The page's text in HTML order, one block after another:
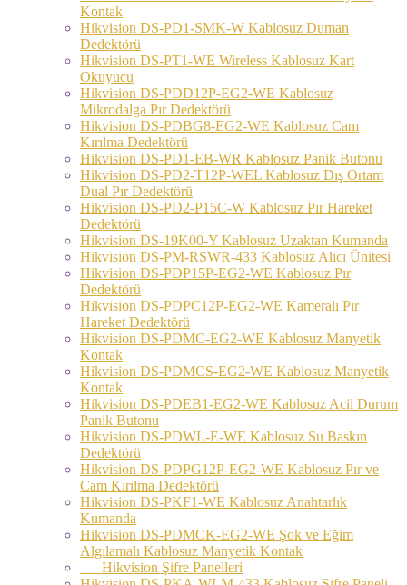
Kontak
Hikvision DS-PD1-SMK-W Kablosuz Duman
Dedektörü
Hikvision DS-PT1-WE Wireless Kablosuz Kart
Okuyucu
Hikvision DS-PDD12P-EG2-WE Kablosuz
Mikrodalga Pır Dedektörü
Hikvision DS-PDBG8-EG2-WE Kablosuz Cam
Kırılma Dedektörü
Hikvision DS-PD1-EB-WR Kablosuz Panik Butonu
Hikvision DS-PD2-T12P-WEL Kablosuz Dış Ortam
Dual Pır Dedektörü
Hikvision DS-PD2-P15C-W Kablosuz Pır Hareket
Dedektörü
Hikvision DS-19K00-Y Kablosuz Uzaktan Kumanda
Hikvision DS-PM-RSWR-433 Kablosuz Alıcı Ünitesi
Hikvision DS-PDP15P-EG2-WE Kablosuz Pır
Dedektörü
Hikvision DS-PDPC12P-EG2-WE Kameralı Pır
Hareket Dedektörü
Hikvision DS-PDMC-EG2-WE Kablosuz Manyetik
Kontak
Hikvision DS-PDMCS-EG2-WE Kablosuz Manyetik
Kontak
Hikvision DS-PDEB1-EG2-WE Kablosuz Acil Durum
Panik Butonu
Hikvision DS-PDWL-E-WE Kablosuz Su Baskın
Dedektörü
Hikvision DS-PDPG12P-EG2-WE Kablosuz Pır ve
Cam Kırılma Dedektörü
Hikvision DS-PKF1-WE Kablosuz Anahtarlık
Kumanda
Hikvision DS-PDMCK-EG2-WE Şok ve Eğim
Algılamalı Kablosuz Manyetik Kontak
Hikvision Şifre Panelleri